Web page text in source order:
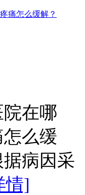
痛怎么缓解？
在哪
么缓
病因采
情]